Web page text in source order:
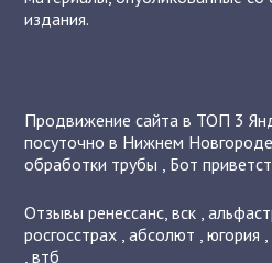
издания.
Продвижение сайта в ТОП 3
посуточно в Нижнем
обработки трубы
Бот
Отзывыренессанс ,вск ,
росгосстрах ,абсолют ,югория ,
,втб